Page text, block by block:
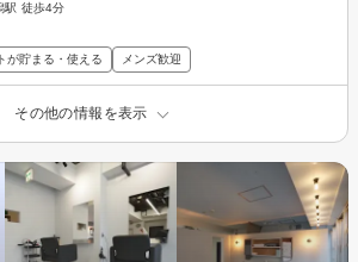
駅 徒歩4分
が貯まる・使える メンズ歓迎
その他の情報を表示